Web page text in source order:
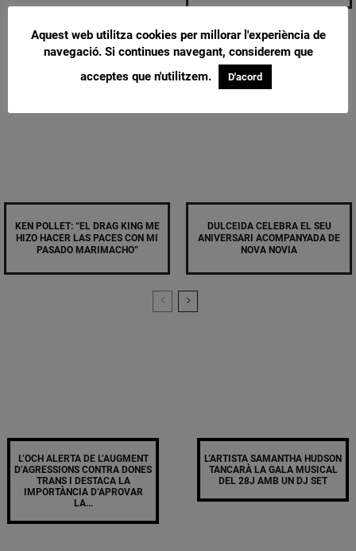
KEN POLLET: “EL DRAG KING ME
HIZO HACER LAS PACES CON MI
PASADO MARIMACHO”
DULCEIDA CELEBRA EL SEU
ANIVERSARI ACOMPANYADA DE
NOVA NOVIA
L’OCH ALERTA DE L’AUGMENT
D’AGRESSIONS CONTRA DONES
TRANS I DESTACA LA
IMPORTÀNCIA D’APROVAR
LA...
L’ARTISTA SAMANTHA HUDSON
TANCARÀ LA GALA MUSICAL
DEL 28J AMB UN DJ SET
Aquest web utilitza cookies per millorar l'experiència de
navegació. Si continues navegant, considerem que
acceptes que n'utilitzem.
D'acord